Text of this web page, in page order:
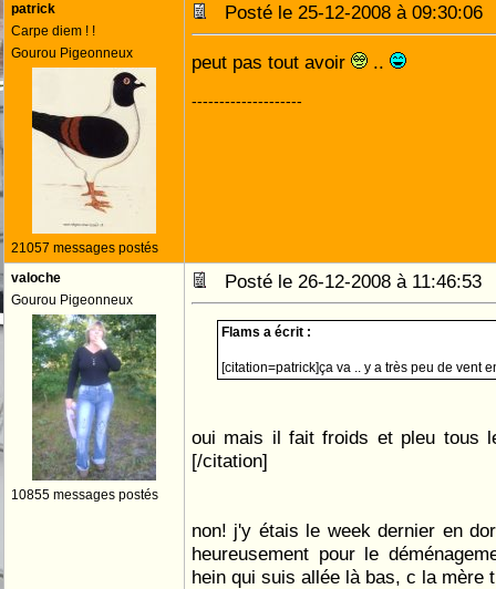
patrick
Carpe diem ! !
Gourou Pigeonneux
21057 messages postés
Posté le 25-12-2008 à
peut pas tout avoir ..
--------------------
valoche
Gourou Pigeonneux
10855 messages postés
Posté le 26-12-2008 à
Flams a écrit :
[citation=patrick]ça va .. y a très peu de vent
oui mais il fait froids et pleu tous
[/citation]
non! j'y étais le week dernier en
heureusement pour le
hein qui suis allée là bas, c la mère